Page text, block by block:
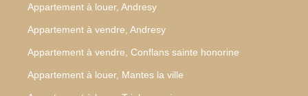
Appartement à louer, Andresy
Appartement à vendre, Andresy
Appartement à vendre, Conflans sainte honorine
Appartement à louer, Mantes la ville